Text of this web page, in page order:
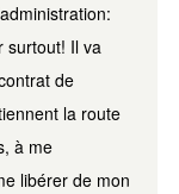
surtout! Il va
de
la route
à me
libérer de mon